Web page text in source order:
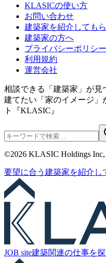
KLASICの使い方
お問い合わせ
建築家を紹介しても
建築家の方へ
プライバシーポリシー
利用規約
運営会社
相談できる「建築家」が見
建てたい「家のイメージ」
ト『KLASIC』
©2026 KLASIC Holdings Inc,
要望に合う 建築家を紹介 し
JOB site建築関連の仕事を